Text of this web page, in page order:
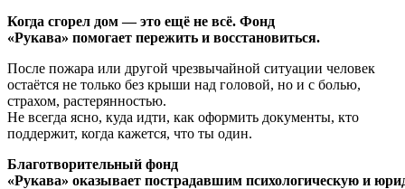
Когда сгорел дом — это ещё не всё. Фонд
«Рукава» помогает пережить и восстановиться.
После пожара или другой чрезвычайной ситуации человек
остаётся не только без крыши над головой, но и с болью,
страхом, растерянностью.
Не всегда ясно, куда идти, как оформить документы, кто
поддержит, когда кажется, что ты один.
Благотворительный фонд
«Рукава» оказывает пострадавшим психологическую и